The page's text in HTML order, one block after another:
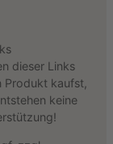
dieser Links
Produkt kaufst,
keine